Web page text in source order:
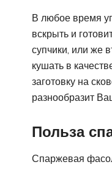
В любое время
вскрыть и
супчики, или же
кушать в
заготовку на
разнообразит
Польза
Спаржевая